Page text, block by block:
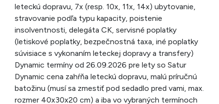
leteckú dopravu, 7x (resp. 10x, 11x, 14x) ubytovanie,
stravovanie podľa typu kapacity, poistenie
insolventnosti, delegáta CK, servisné poplatky
(letiskové poplatky, bezpečnostná taxa, iné poplatky
súvisiace s vykonaním leteckej dopravy a transfery)
Dynamic termíny od 26.09.2026 pre lety so Satur
Dynamic cena zahŕňa leteckú dopravu, malú príručnú
batožinu (musí sa zmestiť pod sedadlo pred vami, max.
rozmer 40x30x20 cm) a iba vo vybraných termínoch